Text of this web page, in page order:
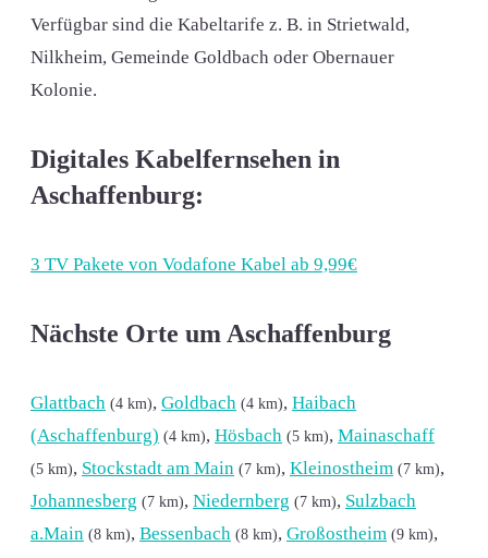
Verfügbar sind die Kabeltarife z. B. in Strietwald,
Nilkheim, Gemeinde Goldbach oder Obernauer
Kolonie.
Digitales Kabelfernsehen in
Aschaffenburg:
3 TV Pakete von Vodafone Kabel ab 9,99€
Nächste Orte um Aschaffenburg
Glattbach (4 km), Goldbach (4 km), Haibach
(Aschaffenburg) (4 km), Hösbach (5 km), Mainaschaff
(5 km), Stockstadt am Main (7 km), Kleinostheim (7 km),
Johannesberg (7 km), Niedernberg (7 km), Sulzbach
a.Main (8 km), Bessenbach (8 km), Großostheim (9 km),